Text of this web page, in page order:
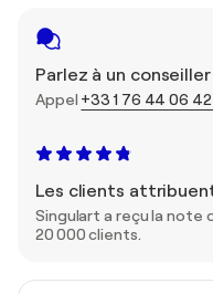
Parlez à un
Appel +33 1 76 44 06 42
Les clients
Singulart a reçu la note
20 000 clients.